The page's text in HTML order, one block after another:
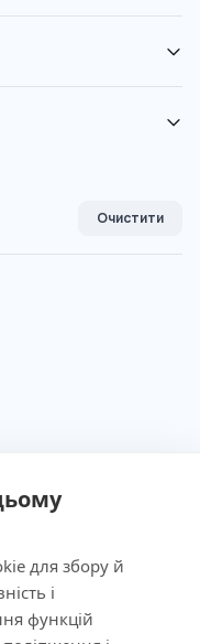
для збору й
і
функцій
Очистити